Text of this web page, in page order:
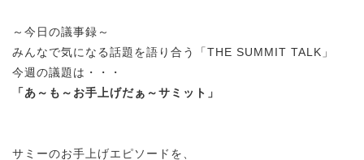
～今日の議事録～
みんなで気になる話題を語り合う「THE SUMMIT TALK」
今週の議題は・・・
「あ～も～お手上げだぁ～サミット」
サミーのお手上げエピソードを、